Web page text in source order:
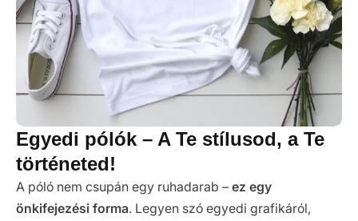
Egyedi pólók – A Te stílusod, a Te
történeted!
A póló nem csupán egy ruhadarab – ez egy
önkifejezési forma. Legyen szó egyedi grafikáról,